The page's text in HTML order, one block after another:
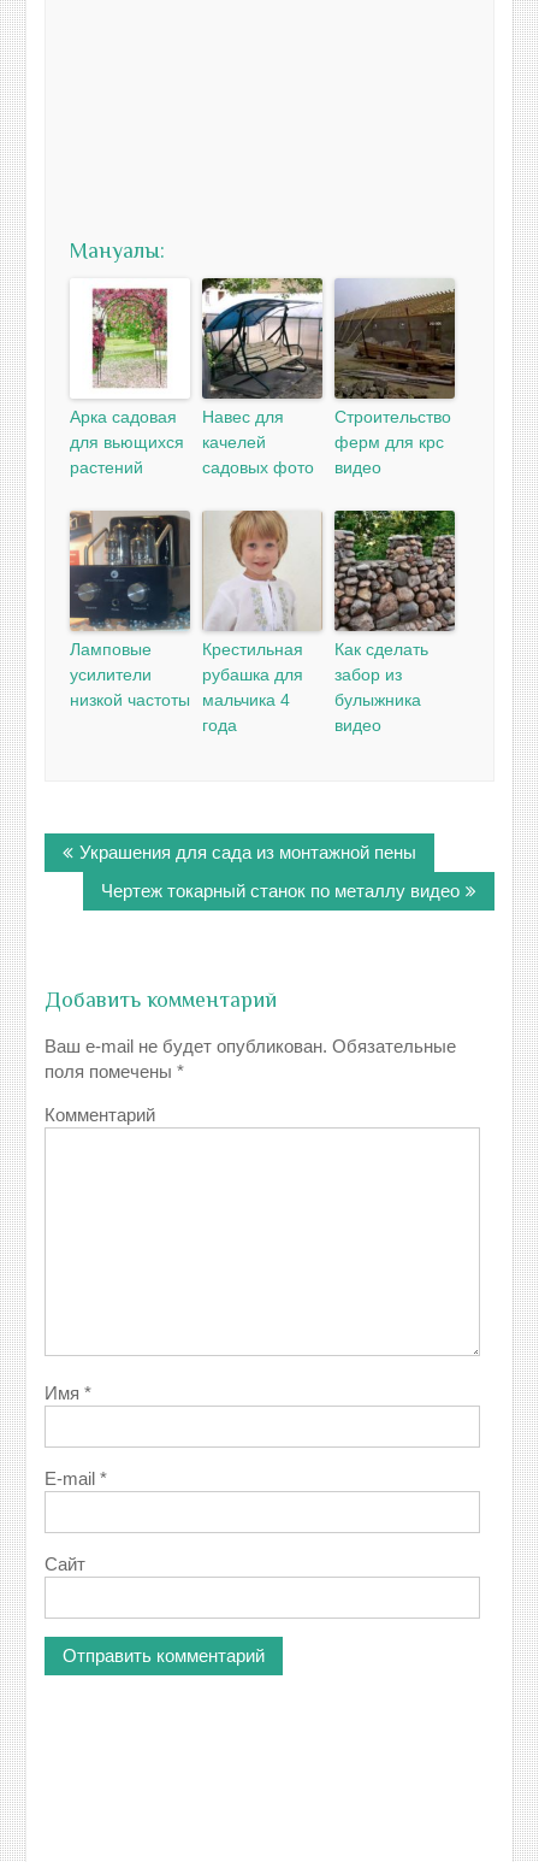
Мануалы:
Арка садовая
для вьющихся
растений
Навес для
качелей
садовых фото
Строительство
ферм для крс
видео
Ламповые
усилители
низкой частоты
Крестильная
рубашка для
мальчика 4
года
Как сделать
забор из
булыжника
видео
по
записям
Украшения для сада из монтажной пены
Чертеж токарный станок по металлу видео
Добавить комментарий
Ваш e-mail не будет опубликован. Обязательные
поля помечены*
Комментарий
Имя*
E-mail*
Сайт